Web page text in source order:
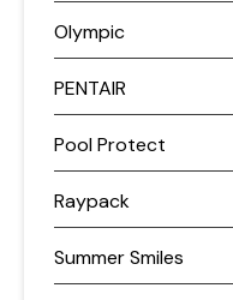
Olympic
PENTAIR
Pool Protect
Raypack
Summer Smiles